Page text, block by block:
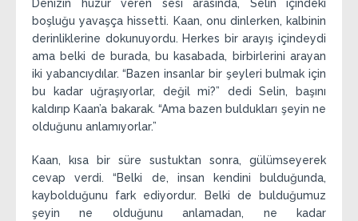
Denizin huzur veren sesi arasında, Selin içindeki
boşluğu yavaşça hissetti. Kaan, onu dinlerken, kalbinin
derinliklerine dokunuyordu. Herkes bir arayış içindeydi
ama belki de burada, bu kasabada, birbirlerini arayan
iki yabancıydılar. “Bazen insanlar bir şeyleri bulmak için
bu kadar uğraşıyorlar, değil mi?” dedi Selin, başını
kaldırıp Kaan’a bakarak. “Ama bazen buldukları şeyin ne
olduğunu anlamıyorlar.”
Kaan, kısa bir süre sustuktan sonra, gülümseyerek
cevap verdi. “Belki de, insan kendini bulduğunda,
kaybolduğunu fark ediyordur. Belki de bulduğumuz
şeyin ne olduğunu anlamadan, ne kadar